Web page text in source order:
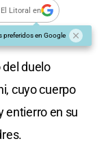
Litoral en
preferidos en Google
duelo
cuyo cuerpo
entierro en su